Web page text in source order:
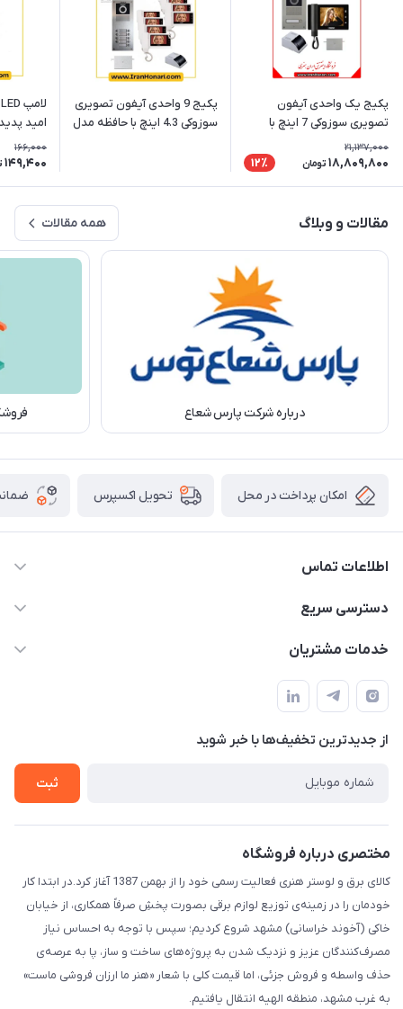
پکیج یک واحدی آیفون
تصویری سوزوکی 7 اینچ با
حافظه SZ-727mb
21,137,000
18,809,800 تومان 12٪
پکیج 9 واحدی آیفون تصویری
سوزوکی 4.3 اینچ با حافظه مدل
امید
166,000
149,400
مقالات و وبلاگ همه مقالات
درباره شرکت پارس شعاع
امکان پرداخت در محل تحویل اکسپرس
اطلاعات تماس
۰۵۱-۳۵۱۴۸۰۰۰
دسترسی سریع
حساب کاربری
لیست محصولات
درباره ما
خدمات مشتریان
سامانه پیگیری مرسولات اداره پست
سوالات متداول
قوانین و مقررات
حریم خصوصی
از جدید‌ترین تخفیف‌ها با‌ خبر شوید
ثبت
مختصری درباره فروشگاه
کالای برق و لوستر هنری فعالیت رسمی خود را از بهمن 1387 آغاز کرد.در ابتدا کار
خودمان را در زمینه‌ی توزیع لوازم برقی بصورت پخشِ صرفاً همکاری، از خیابان
خاکی (آخوند خراسانی) مشهد شروع کردیم؛ سپس با توجه به احساس نیاز
مصرف‌کنندگان عزیز و نزدیک شدن به پروژه‌های ساخت و ساز، پا به عرصه‌ی
حذف واسطه و فروش جزئی، اما قیمت کلی با شعار «هنر ما ارزان فروشی ماست»
به غرب مشهد، منطقه الهیه انتقال یافتیم.